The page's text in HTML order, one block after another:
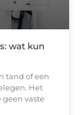
wat kun
tand of een
Het
vaste